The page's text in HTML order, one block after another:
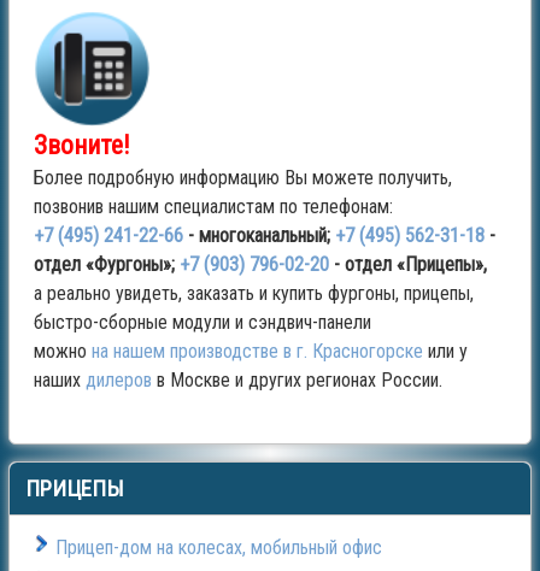
Звоните!
Более подробную информацию Вы можете получить,
позвонив нашим специалистам по телефонам:
+7 (495) 241-22-66 - многоканальный; +7 (495) 562-31-18 -
отдел «Фургоны»; +7 (903) 796-02-20 - отдел «Прицепы»,
а реально увидеть, заказать и купить фургоны, прицепы,
быстро-сборные модули и сэндвич-панели
можно на нашем производстве в г. Красногорске или у
наших дилеров в Москве и других регионах России.
ПРИЦЕПЫ
Прицеп-дом на колесах, мобильный офис